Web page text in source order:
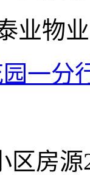
业物
一分
区房